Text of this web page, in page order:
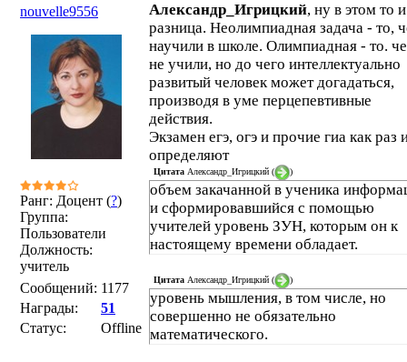
nouvelle9556
Ранг: Доцент (?)
Группа:
Пользователи
Должность:
учитель
Сообщений: 1177
Награды:
51
Статус:
Offline
Александр_Игрицкий, ну в этом то
разница. Неолимпиадная задача - то,
научили в школе. Олимпиадная - то.
не учили, но до чего интеллектуально
развитый человек может догадаться,
производя в уме перцепевтивные
действия.
Экзамен егэ, огэ и прочие гиа как раз
определяют
Цитата Александр_Игрицкий ( )
объем закачанной в ученика
и сформировавшийся с помощью
учителей уровень ЗУН, которым он к
настоящему времени обладает.
Цитата Александр_Игрицкий ( )
уровень мышления, в том числе, но
совершенно не обязательно
математического.